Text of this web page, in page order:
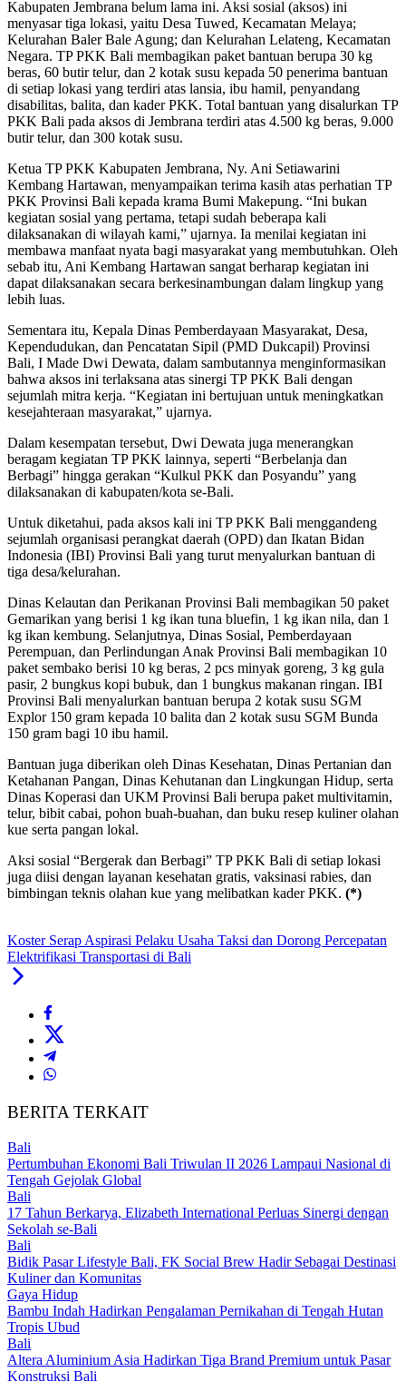
Kabupaten Jembrana belum lama ini. Aksi sosial (aksos) ini
menyasar tiga lokasi, yaitu Desa Tuwed, Kecamatan Melaya;
Kelurahan Baler Bale Agung; dan Kelurahan Lelateng, Kecamatan
Negara. TP PKK Bali membagikan paket bantuan berupa 30 kg
beras, 60 butir telur, dan 2 kotak susu kepada 50 penerima bantuan
di setiap lokasi yang terdiri atas lansia, ibu hamil, penyandang
disabilitas, balita, dan kader PKK. Total bantuan yang disalurkan TP
PKK Bali pada aksos di Jembrana terdiri atas 4.500 kg beras, 9.000
butir telur, dan 300 kotak susu.
Ketua TP PKK Kabupaten Jembrana, Ny. Ani Setiawarini
Kembang Hartawan, menyampaikan terima kasih atas perhatian TP
PKK Provinsi Bali kepada krama Bumi Makepung. “Ini bukan
kegiatan sosial yang pertama, tetapi sudah beberapa kali
dilaksanakan di wilayah kami,” ujarnya. Ia menilai kegiatan ini
membawa manfaat nyata bagi masyarakat yang membutuhkan. Oleh
sebab itu, Ani Kembang Hartawan sangat berharap kegiatan ini
dapat dilaksanakan secara berkesinambungan dalam lingkup yang
lebih luas.
Sementara itu, Kepala Dinas Pemberdayaan Masyarakat, Desa,
Kependudukan, dan Pencatatan Sipil (PMD Dukcapil) Provinsi
Bali, I Made Dwi Dewata, dalam sambutannya menginformasikan
bahwa aksos ini terlaksana atas sinergi TP PKK Bali dengan
sejumlah mitra kerja. “Kegiatan ini bertujuan untuk meningkatkan
kesejahteraan masyarakat,” ujarnya.
Dalam kesempatan tersebut, Dwi Dewata juga menerangkan
beragam kegiatan TP PKK lainnya, seperti “Berbelanja dan
Berbagi” hingga gerakan “Kulkul PKK dan Posyandu” yang
dilaksanakan di kabupaten/kota se-Bali.
Untuk diketahui, pada aksos kali ini TP PKK Bali menggandeng
sejumlah organisasi perangkat daerah (OPD) dan Ikatan Bidan
Indonesia (IBI) Provinsi Bali yang turut menyalurkan bantuan di
tiga desa/kelurahan.
Dinas Kelautan dan Perikanan Provinsi Bali membagikan 50 paket
Gemarikan yang berisi 1 kg ikan tuna bluefin, 1 kg ikan nila, dan 1
kg ikan kembung. Selanjutnya, Dinas Sosial, Pemberdayaan
Perempuan, dan Perlindungan Anak Provinsi Bali membagikan 10
paket sembako berisi 10 kg beras, 2 pcs minyak goreng, 3 kg gula
pasir, 2 bungkus kopi bubuk, dan 1 bungkus makanan ringan. IBI
Provinsi Bali menyalurkan bantuan berupa 2 kotak susu SGM
Explor 150 gram kepada 10 balita dan 2 kotak susu SGM Bunda
150 gram bagi 10 ibu hamil.
Bantuan juga diberikan oleh Dinas Kesehatan, Dinas Pertanian dan
Ketahanan Pangan, Dinas Kehutanan dan Lingkungan Hidup, serta
Dinas Koperasi dan UKM Provinsi Bali berupa paket multivitamin,
telur, bibit cabai, pohon buah-buahan, dan buku resep kuliner olahan
kue serta pangan lokal.
Aksi sosial “Bergerak dan Berbagi” TP PKK Bali di setiap lokasi
juga diisi dengan layanan kesehatan gratis, vaksinasi rabies, dan
bimbingan teknis olahan kue yang melibatkan kader PKK. (*)
Koster Serap Aspirasi Pelaku Usaha Taksi dan Dorong Percepatan
Elektrifikasi Transportasi di Bali
BERITA TERKAIT
Bali
Pertumbuhan Ekonomi Bali Triwulan II 2026 Lampaui Nasional di
Tengah Gejolak Global
Bali
17 Tahun Berkarya, Elizabeth International Perluas Sinergi dengan
Sekolah se-Bali
Bali
Bidik Pasar Lifestyle Bali, FK Social Brew Hadir Sebagai Destinasi
Kuliner dan Komunitas
Gaya Hidup
Bambu Indah Hadirkan Pengalaman Pernikahan di Tengah Hutan
Tropis Ubud
Bali
Altera Aluminium Asia Hadirkan Tiga Brand Premium untuk Pasar
Konstruksi Bali